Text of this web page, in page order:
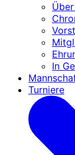
In
Turniere